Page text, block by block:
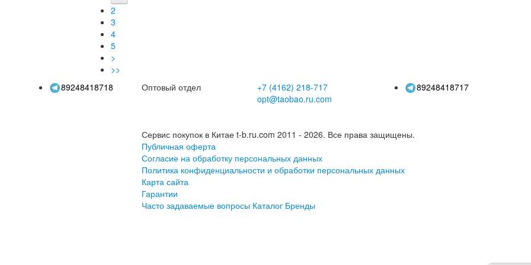
мужская и
костюмы, страхование
2
3
4
5
>
>>
89248418718 Оптовый отдел +7 (4162) 218-717
opt@taobao.ru.com
89248418717
Сервис покупок в Китае t-b.ru.com 2011 - 2026. Все права защищены.
Публичная оферта
Согласие на обработку персональных данных
Политика конфиденциальности и обработки персональных данных
Карта сайта
Гарантии
Часто задаваемые вопросы Каталог Бренды